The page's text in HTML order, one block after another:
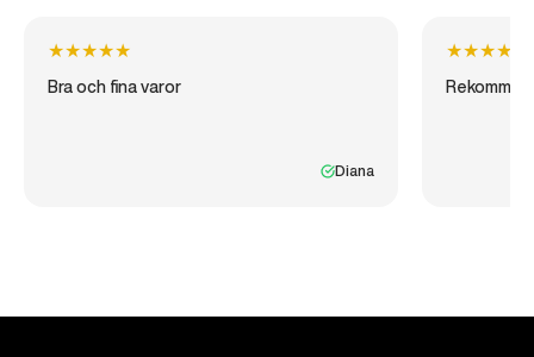
★★★★★
Bra och fina varor
Diana
★★★★